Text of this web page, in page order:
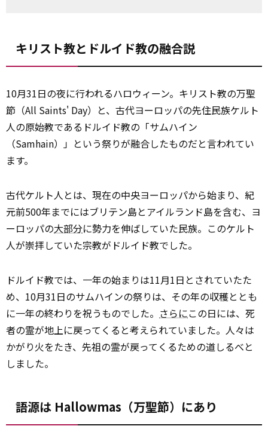
キリスト教とドルイド教の融合説
10月31日の夜に行われるハロウィーン。キリスト教の万聖
節（All Saints' Day）と、古代ヨーロッパの先住民族ケルト
人の原始教であるドルイド教の「サムハイン
（Samhain）」という祭りが融合したものだと言われてい
ます。
古代ケルト人とは、現在の中央ヨーロッパから始まり、紀
元前500年までにはブリテン島とアイルランド島を含む、ヨ
ーロッパの大部分に勢力を伸ばしていた民族。このケルト
人が崇拝していた宗教がドルイド教でした。
ドルイド教では、一年の始まりは11月1日とされていたた
め、10月31日のサムハインの祭りは、その年の収穫ととも
に一年の終わりを祝うものでした。 さらにこの日には、死
者の霊が地上に戻ってくると考えられていました。人々は
かがり火をたき、先祖の霊が戻ってくるための道しるべと
しました。
語源は Hallowmas（万聖節）にあり